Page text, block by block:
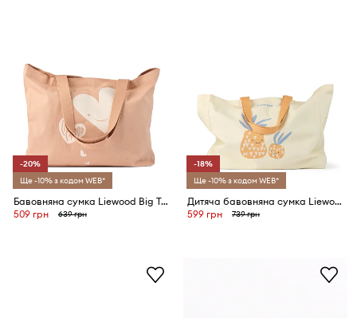
-20%
Ще -10% з кодом WEB*
Бавовняна сумка Liewood Big Totebag
509 грн
639 грн
-18%
Ще -10% з кодом WEB*
Дитяча бавовняна сумка Liewood Maxi Totebag
599 грн
739 грн